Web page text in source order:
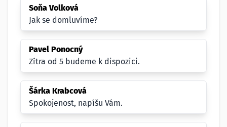
Soňa Volková
Jak se domluvíme?
Pavel Ponocný
Zítra od 5 budeme k dispozici.
Šárka Krabcová
Spokojenost, napíšu Vám.